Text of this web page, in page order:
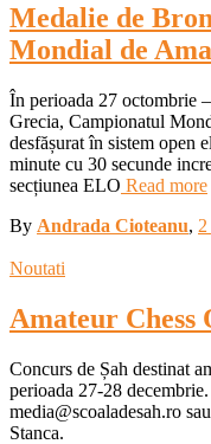
Medalie de
Mondial de
În perioada 27 octombrie
Grecia, Campionatul
desfășurat în sistem open
minute cu 30 secunde
secțiunea ELO Read more
By Andrada Cioteanu,
Noutati
Amateur Chess
Concurs de Șah destinat
perioada 27-28
media@scoaladesah.ro
Stanca.